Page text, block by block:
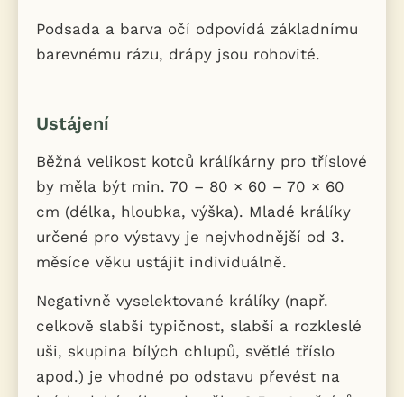
Podsada a barva očí odpovídá základnímu
barevnému rázu, drápy jsou rohovité.
Ustájení
Běžná velikost kotců králíkárny pro tříslové
by měla být min. 70 – 80 × 60 – 70 × 60
cm (délka, hloubka, výška). Mladé králíky
určené pro výstavy je nejvhodnější od 3.
měsíce věku ustájit individuálně.
Negativně vyselektované králíky (např.
celkově slabší typičnost, slabší a rozkleslé
uši, skupina bílých chlupů, světlé tříslo
apod.) je vhodné po odstavu převést na